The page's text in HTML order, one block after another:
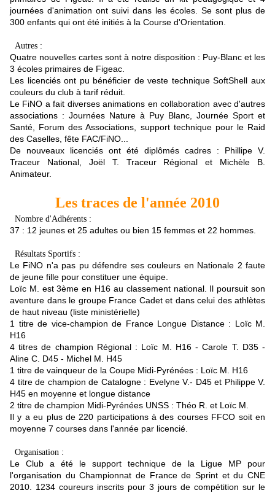
journées d'animation ont suivi dans les écoles. Se sont plus de
300 enfants qui ont été initiés à la Course d'Orientation.
Autres :
Quatre nouvelles cartes sont à notre disposition : Puy-Blanc et les
3 écoles primaires de Figeac.
Les licenciés ont pu bénéficier de veste technique SoftShell aux
couleurs du club à tarif réduit.
Le FiNO a fait diverses animations en collaboration avec d'autres
associations : Journées Nature à Puy Blanc, Journée Sport et
Santé, Forum des Associations, support technique pour le Raid
des Caselles, fête FAC/FiNO...
De nouveaux licenciés ont été diplômés cadres : Phillipe V.
Traceur National, Joël T. Traceur Régional et Michèle B.
Animateur.
Les traces de l'année 2010
Nombre d'Adhérents :
37 : 12 jeunes et 25 adultes ou bien 15 femmes et 22 hommes.
Résultats Sportifs :
Le FiNO n'a pas pu défendre ses couleurs en Nationale 2 faute
de jeune fille pour constituer une équipe.
Loïc M. est 3ème en H16 au classement national. Il poursuit son
aventure dans le groupe France Cadet et dans celui des athlètes
de haut niveau (liste ministérielle)
1 titre de vice-champion de France Longue Distance : Loïc M.
H16
4 titres de champion Régional : Loïc M. H16 - Carole T. D35 -
Aline C. D45 - Michel M. H45
1 titre de vainqueur de la Coupe Midi-Pyrénées : Loïc M. H16
4 titre de champion de Catalogne : Evelyne V.- D45 et Philippe V.
H45 en moyenne et longue distance
2 titre de champion Midi-Pyrénées UNSS : Théo R. et Loïc M.
Il y a eu plus de 220 participations à des courses FFCO soit en
moyenne 7 courses dans l'année par licencié.
Organisation :
Le Club a été le support technique de la Ligue MP pour
l'organisation duChampionnat de France de Sprint et du CNE
2010.
1234 coureurs inscrits pour 3 jours de compétition sur le